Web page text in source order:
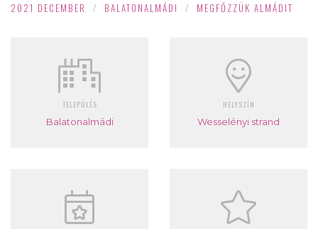
2021 DECEMBER / BALATONALMÁDI / MEGFŐZZÜK ALMÁDIT
TELEPÜLÉS
Balatonalmádi
HELYSZÍN
Wesselényi strand